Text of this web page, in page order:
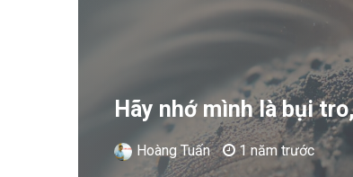
Hãy nhớ mình là bụi
Hoàng Tuấn 1 năm trước